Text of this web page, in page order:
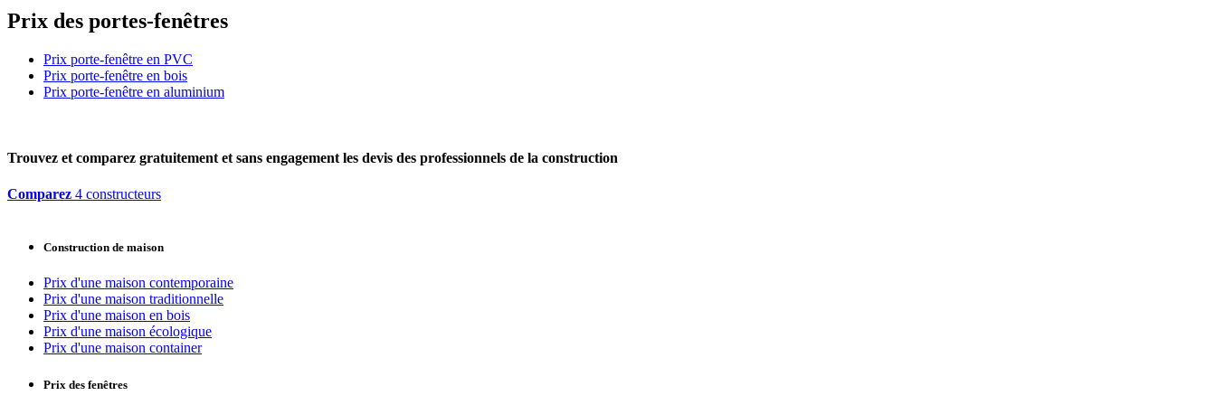
Prix des portes-fenêtres
Prix porte-fenêtre en PVC
Prix porte-fenêtre en bois
Prix porte-fenêtre en aluminium
Trouvez et comparez gratuitement et sans engagement les devis des professionnels de la construction
Comparez 4 constructeurs
Construction de maison
Prix d'une maison contemporaine
Prix d'une maison traditionnelle
Prix d'une maison en bois
Prix d'une maison écologique
Prix d'une maison container
Prix des fenêtres